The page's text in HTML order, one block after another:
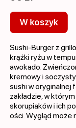
W koszyk
Sushi-Burger z
krążki ryżu w
awokado.
kremowy i soczysty
sushi w oryginalnej
zakładzie, w
skorupiaków i ich
ości. Wygląd może